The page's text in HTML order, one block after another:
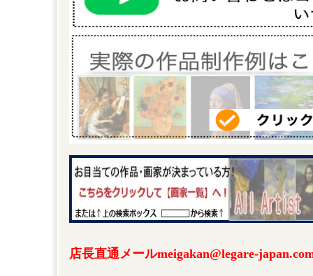
店長直通メールmeigakan@legare-